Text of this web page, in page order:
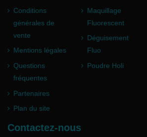
Conditions
générales de
vente
Mentions légales
Questions
fréquentes
Partenaires
Plan du site
Maquillage
Fluorescent
Déguisement
Fluo
Poudre Holi
Contactez-nous